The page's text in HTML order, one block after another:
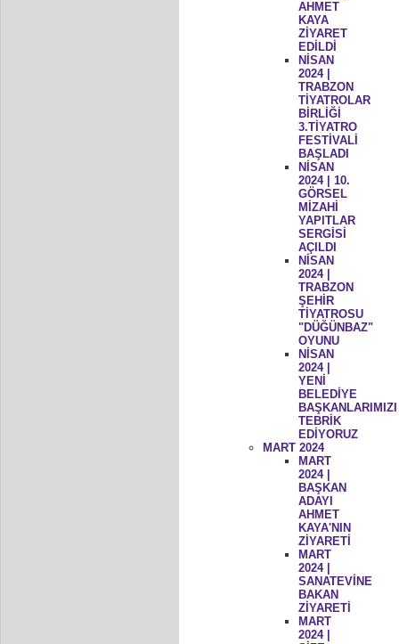
AHMET
KAYA
ZİYARET
EDİLDİ
NİSAN
2024 |
TRABZON
TİYATROLAR
BİRLİĞİ
3.TİYATRO
FESTİVALİ
BAŞLADI
NİSAN
2024 | 10.
GÖRSEL
MİZAHİ
YAPITLAR
SERGİSİ
AÇILDI
NİSAN
2024 |
TRABZON
ŞEHİR
TİYATROSU
"DÜĞÜNBAZ"
OYUNU
NİSAN
2024 |
YENİ
BELEDİYE
BAŞKANLARIMIZI
TEBRİK
EDİYORUZ
MART 2024
MART
2024 |
BAŞKAN
ADAYI
AHMET
KAYA'NIN
ZİYARETİ
MART
2024 |
SANATEVİNE
BAKAN
ZİYARETİ
MART
2024 |